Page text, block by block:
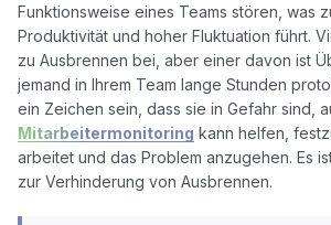
Funktionsweise eines Teams stören, was
Produktivität und hoher Fluktuation führt.
zu Ausbrennen bei, aber einer davon ist
jemand in Ihrem Team lange Stunden
Mitarbeitermonitoring kann helfen,
arbeitet und das Problem anzugehen. Es